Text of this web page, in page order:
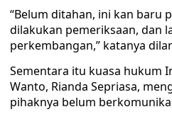
“Belum ditahan, ini kan baru
dilakukan pemeriksaan, dan
perkembangan,” katanya
Sementara itu kuasa hukum
Wanto, Rianda Sepriasa,
pihaknya belum